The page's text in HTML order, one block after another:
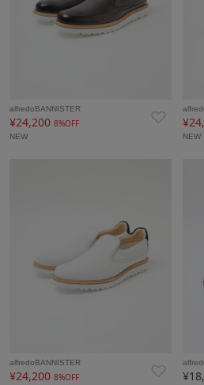
alfredoBANNISTER
¥24,200 8%OFF
NEW NEW
alfredoBANNISTER
¥24,200 8%OFF